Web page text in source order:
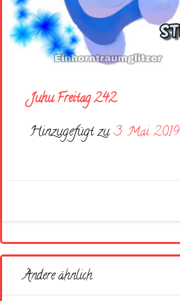
Juhu Freitag 242
Hinzugefügt zu3. Mai 2019
Andere ähnlich